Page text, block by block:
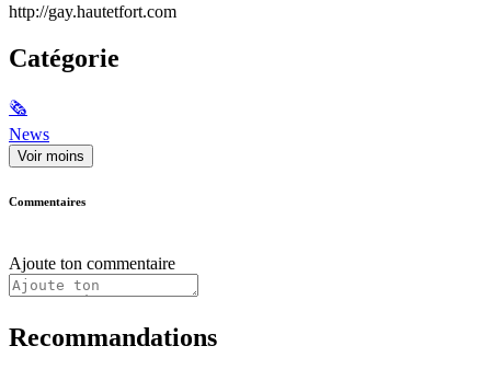
http://gay.hautetfort.com
Catégorie
🗞
News
Voir moins
Commentaires
Ajoute ton commentaire
Recommandations